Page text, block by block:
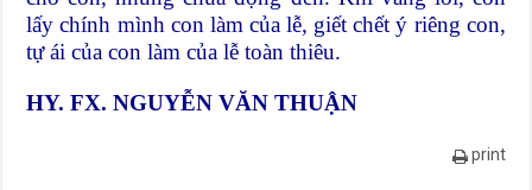
lấy chính mình con làm của lễ, giết chết ý riêng con,
tự ái của con làm của lễ toàn thiêu.
HY. FX. NGUYỄN VĂN THUẬN
print